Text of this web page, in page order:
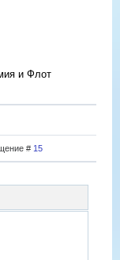
и Флот
# 15